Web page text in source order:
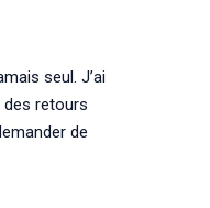
seul. J’ai
des retours
de